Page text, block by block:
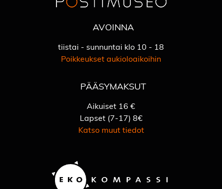
AVOINNA
tiistai - sunnuntai klo 10 - 18
Poikkeukset aukioloaikoihin
PÄÄSYMAKSUT
Aikuiset 16 €
Lapset (7-17) 8€
Katso muut tiedot